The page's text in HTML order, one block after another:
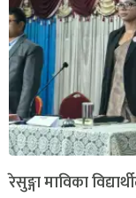
रेसुङ्गा माविका